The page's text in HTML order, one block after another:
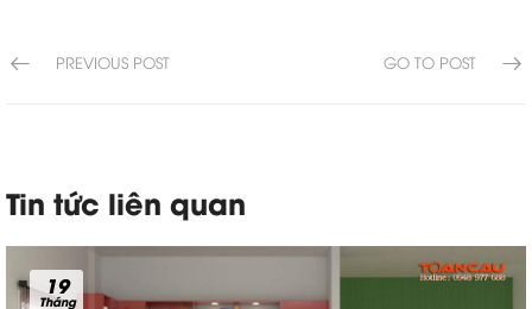
PREVIOUS POST GO TO POST
Tin tức liên quan
19
Tháng